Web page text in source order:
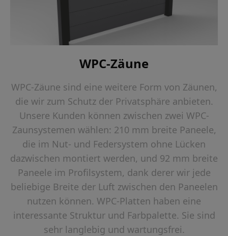
WPC-Zäune
WPC-Zäune sind eine weitere Form von Zäunen,
die wir zum Schutz der Privatsphäre anbieten.
Unsere Kunden können zwischen zwei WPC-
Zaunsystemen wählen: 210 mm breite Paneele,
die im Nut- und Federsystem ohne Lücken
dazwischen montiert werden, und 92 mm breite
Paneele im Profilsystem, dank derer wir jede
beliebige Breite der Luft zwischen den Paneelen
nutzen können. WPC-Platten haben eine
interessante Struktur und Farbpalette. Sie sind
sehr langlebig und wartungsfrei.